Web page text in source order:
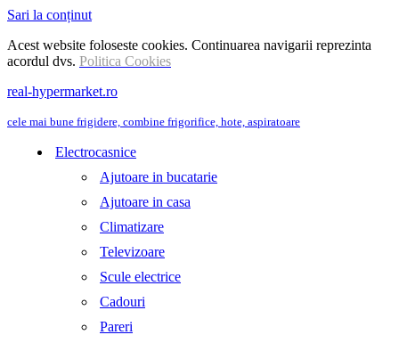
Sari la conținut
Acest website foloseste cookies. Continuarea navigarii reprezinta
acordul dvs. Politica Cookies
real-hypermarket.ro
cele mai bune frigidere, combine frigorifice, hote, aspiratoare
Electrocasnice
Ajutoare in bucatarie
Ajutoare in casa
Climatizare
Televizoare
Scule electrice
Cadouri
Pareri